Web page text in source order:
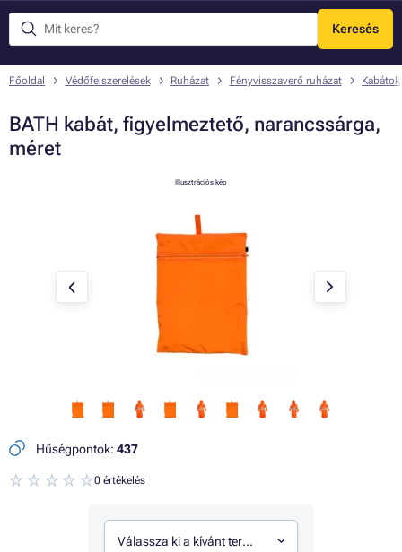
Keresés
Menü
Főoldal Védőfelszerelések Ruházat Fényvisszaverő ruházat Kabátok
BATH kabát, figyelmeztető, narancssárga,
méret
Illusztrációs kép
Hűségpontok: 437
0 értékelés
Válassza ki a kívánt termékváltozatot